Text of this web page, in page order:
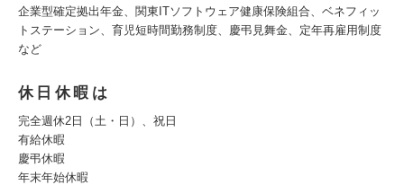
企業型確定拠出年金、関東ITソフトウェア健康保険組合、ベネフィッ
トステーション、育児短時間勤務制度、慶弔見舞金、定年再雇用制度
など
休日休暇は
完全週休2日（土・日）、祝日
有給休暇
慶弔休暇
年末年始休暇